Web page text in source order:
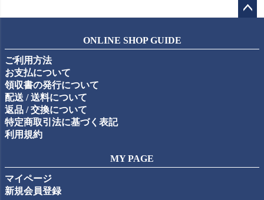
ップ
ONLINE SHOP GUIDE
ご利用方法
お支払について
領収書の発行について
配送 / 送料について
返品 / 交換について
特定商取引法に基づく表記
利用規約
MY PAGE
マイページ
新規会員登録